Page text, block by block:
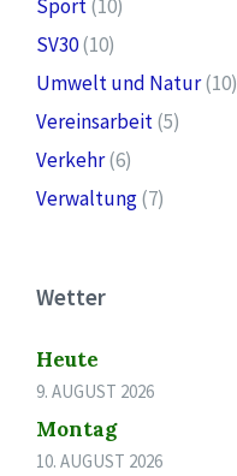
Sport(10)
SV30(10)
Umwelt und Natur(10)
Vereinsarbeit(5)
Verkehr(6)
Verwaltung(7)
Wetter
Heute
9. AUGUST 2026
Montag
10. AUGUST 2026